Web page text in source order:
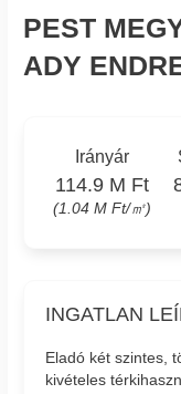
PEST
ADY
Irányár
114.9 M Ft
(1.04 M Ft/㎡)
INGATLAN
Eladó két szintes,
kivételes